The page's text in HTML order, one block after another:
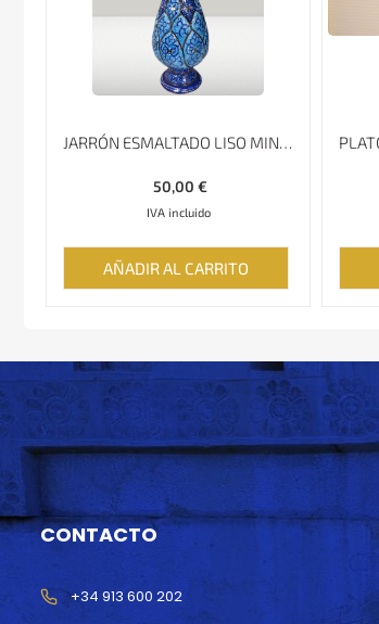
JARRÓN ESMALTADO LISO MINAKARI, ALTURA DE 23 CM
€
50,00
IVA incluido
AÑADIR AL CARRITO
CONTACTO
+34 913 600 202